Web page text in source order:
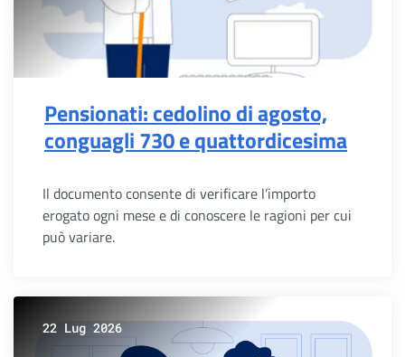
Pensionati: cedolino di agosto,
conguagli 730 e quattordicesima
Il documento consente di verificare l’importo
erogato ogni mese e di conoscere le ragioni per cui
può variare.
22 Lug 2026